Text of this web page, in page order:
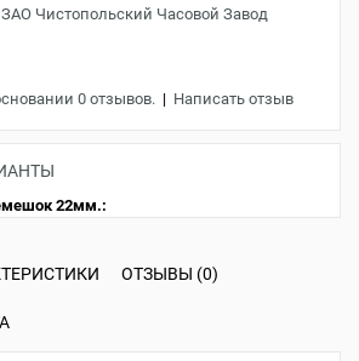
ЗАО Чистопольский Часовой Завод
0 отзывов. | Написать отзыв
22мм.:
ОТЗЫВЫ (0)